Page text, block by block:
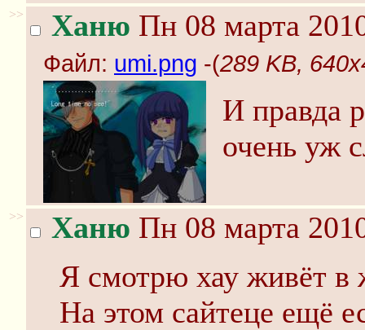
>> Ханю Пн 08 марта
Файл: umi.png -(289 KB,
И правда
очень уж
>> Ханю Пн 08 марта
Я смотрю хау живёт в
На этом сайтеце ещё